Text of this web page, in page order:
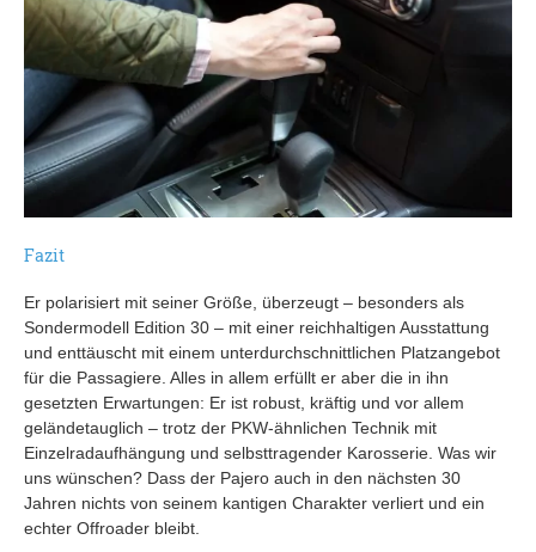
Fazit
Er polarisiert mit seiner Größe, überzeugt – besonders als
Sondermodell Edition 30 – mit einer reichhaltigen Ausstattung
und enttäuscht mit einem unterdurchschnittlichen Platzangebot
für die Passagiere. Alles in allem erfüllt er aber die in ihn
gesetzten Erwartungen: Er ist robust, kräftig und vor allem
geländetauglich – trotz der PKW-ähnlichen Technik mit
Einzelradaufhängung und selbsttragender Karosserie. Was wir
uns wünschen? Dass der Pajero auch in den nächsten 30
Jahren nichts von seinem kantigen Charakter verliert und ein
echter Offroader bleibt.